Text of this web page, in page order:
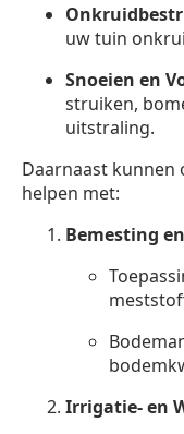
uw tuin
Snoeien en
struiken,
uitstraling.
Daarnaast kunnen
helpen met:
Bemesting
Irrigatie- en